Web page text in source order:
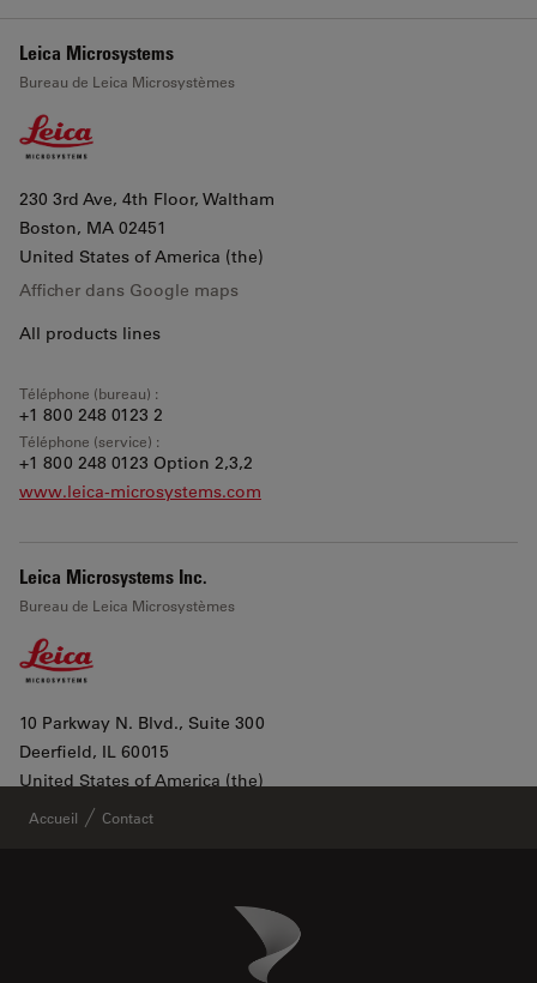
+
−
Leaflet |©
Cliquez sur la carte pour activer le zoom avec la molette
Leica Microsystems
Bureau de Leica Microsystèmes
230 3rd Ave, 4th Floor, Waltham
Boston, MA 02451
United States of America (the)
Afficher dans Google maps
All products lines
Téléphone (bureau) :
+1 800 248 0123 2
Téléphone (service) :
+1 800 248 0123 Option 2,3,2
www.leica-microsystems.com
Leica Microsystems Inc.
Bureau de Leica Microsystèmes
10 Parkway N. Blvd., Suite 300
Deerfield, IL 60015
United States of America (the)
Afficher dans Google maps
Accueil Contact
Danaher Logo